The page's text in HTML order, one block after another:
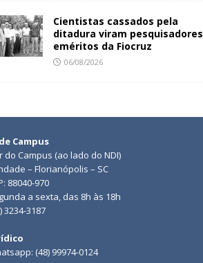
Cientistas cassados pela
ditadura viram pesquisadores
eméritos da Fiocruz
06/08/2026
Campus
do Campus (ao lado do NDI)
– Florianópolis – SC
88040-970
a sexta, das 8h às 18h
3234-3187
(48) 99974-0124